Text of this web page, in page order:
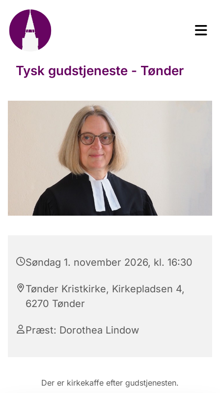
Tysk gudstjeneste - Tønder
Søndag 1. november 2026, kl. 16:30
Tønder Kristkirke, Kirkepladsen 4,
6270 Tønder
Præst: Dorothea Lindow
Der er kirkekaffe efter gudstjenesten.